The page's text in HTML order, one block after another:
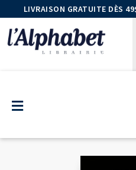
LIVRAISON GRATUITE DÈS